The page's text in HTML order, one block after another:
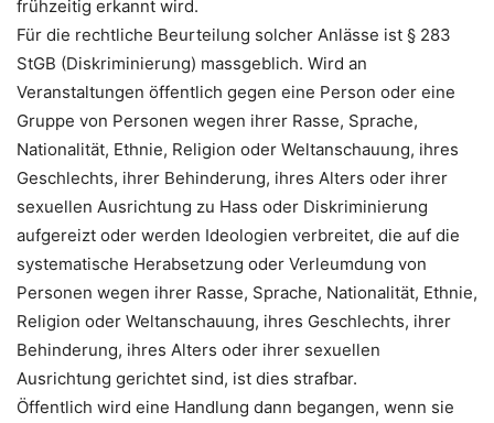
frühzeitig erkannt wird.
Für die rechtliche Beurteilung solcher Anlässe ist § 283
StGB (Diskriminierung) massgeblich. Wird an
Veranstaltungen öffentlich gegen eine Person oder eine
Gruppe von Personen wegen ihrer Rasse, Sprache,
Nationalität, Ethnie, Religion oder Weltanschauung, ihres
Geschlechts, ihrer Behinderung, ihres Alters oder ihrer
sexuellen Ausrichtung zu Hass oder Diskriminierung
aufgereizt oder werden Ideologien verbreitet, die auf die
systematische Herabsetzung oder Verleumdung von
Personen wegen ihrer Rasse, Sprache, Nationalität, Ethnie,
Religion oder Weltanschauung, ihres Geschlechts, ihrer
Behinderung, ihres Alters oder ihrer sexuellen
Ausrichtung gerichtet sind, ist dies strafbar.
Öffentlich wird eine Handlung dann begangen, wenn sie